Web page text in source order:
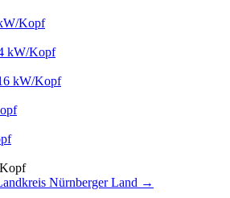
Kopf
kW/Kopf
kW/Kopf
Nürnberger Land →